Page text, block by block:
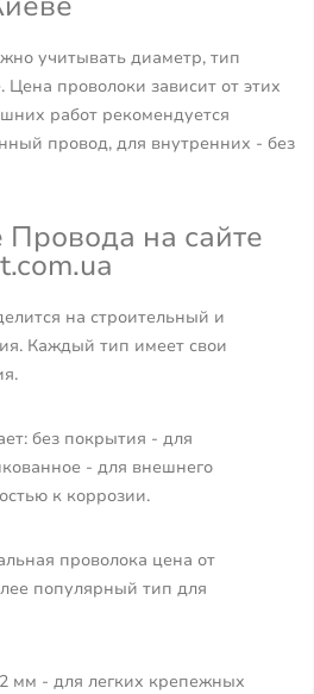
учитывать диаметр, тип
проволоки зависит от этих
работ рекомендуется
провод, для внутренних - без
на сайте
на строительный и
Каждый тип имеет свои
без покрытия - для
- для внешнего
к коррозии.
проволока цена от
популярный тип для
мм - для легких крепежных